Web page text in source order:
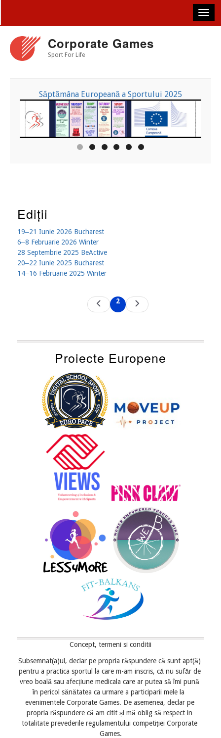
main
content
Corporate Games
Sport For Life
Săptămâna Europeană a Sportului 2025
Ediții
19‒21 Iunie 2026 Bucharest
6‒8 Februarie 2026 Winter
28 Septembrie 2025 BeActive
20‒22 Iunie 2025 Bucharest
14‒16 Februarie 2025 Winter
Previous
page
Current
page
2
Next
page
Proiecte Europene
Concept, termeni si conditii
Subsemnat(a)ul, declar pe propria răspundere că sunt apt(ă)
pentru a practica sportul la care m-am inscris, că nu sufăr de
vreo boală sau afecțiune medicala care ar putea să îmi pună
în pericol sănătatea ca urmare a participarii mele la
evenimentele Corporate Games. De asemenea, declar pe
propria răspundere că am citit și mă oblig să respect in
totalitate prevederile regulamentului competiției Corporate
Games.